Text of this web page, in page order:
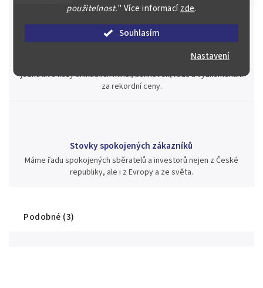
použitelnost." Více informacízde.
Souhlasím
Nastavení
Během té doby jsme v našich aukcích prodali významné sbírky i
jednotlivé kusy unikátních mincí, bankovek, řádů a vyznamenání
za rekordní ceny.
Stovky spokojených zákazníků
Máme řadu spokojených sběratelů a investorů nejen z České
republiky, ale i z Evropy a ze světa.
Podobné (3)